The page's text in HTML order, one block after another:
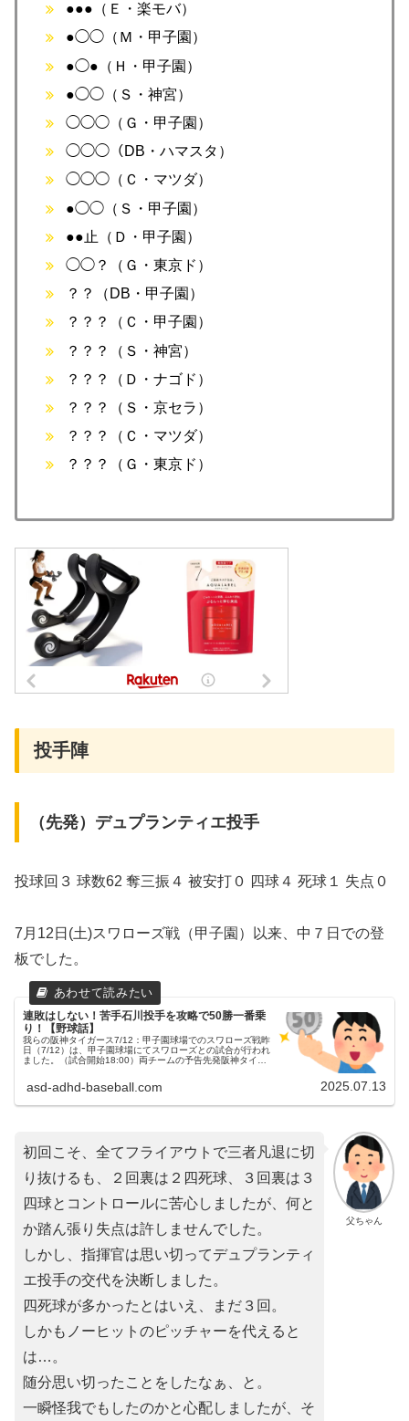
●●●（Ｅ・楽モバ）
●◯◯（Ｍ・甲子園）
●◯●（Ｈ・甲子園）
●◯◯（Ｓ・神宮）
◯◯◯（Ｇ・甲子園）
◯◯◯（DB・ハマスタ）
◯◯◯（Ｃ・マツダ）
●◯◯（Ｓ・甲子園）
●●止（Ｄ・甲子園）
◯◯？（Ｇ・東京ド）
？？（DB・甲子園）
？？？（Ｃ・甲子園）
？？？（Ｓ・神宮）
？？？（Ｄ・ナゴド）
？？？（Ｓ・京セラ）
？？？（Ｃ・マツダ）
？？？（Ｇ・東京ド）
投手陣
（先発）デュプランティエ投手
投球回３ 球数62 奪三振４ 被安打０ 四球４ 死球１ 失点０
7月12日(土)スワローズ戦（甲子園）以来、中７日での登
板でした。
連敗はしない！苦手石川投手を攻略で50勝一番乗
り！【野球話】
我らの阪神タイガース7/12：甲子園球場でのスワローズ戦昨
日（7/12）は、甲子園球場にてスワローズとの試合が行われ
ました。（試合開始18:00）両チームの予告先発阪神タイガ
asd-adhd-baseball.com 2025.07.13
父ちゃん
初回こそ、全てフライアウトで三者凡退に切
り抜けるも、２回裏は２四死球、３回裏は３
四球とコントロールに苦心しましたが、何と
か踏ん張り失点は許しませんでした。
しかし、指揮官は思い切ってデュプランティ
エ投手の交代を決断しました。
四死球が多かったとはいえ、まだ３回。
しかもノーヒットのピッチャーを代えると
は…。
随分思い切ったことをしたなぁ、と。
一瞬怪我でもしたのかと心配しましたが、そ